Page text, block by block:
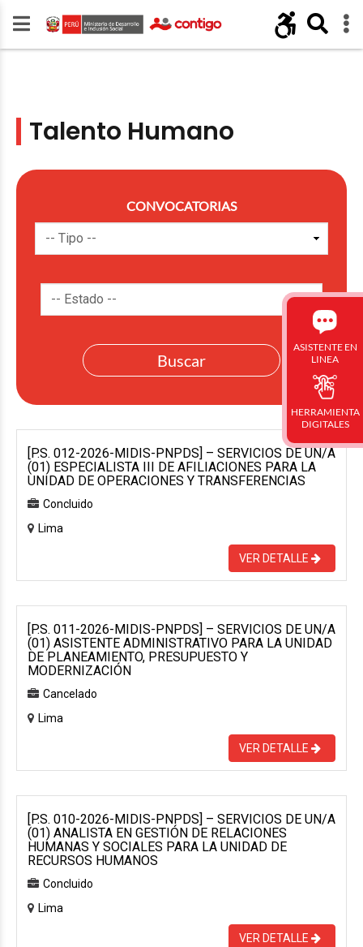
Talento Humano
CONVOCATORIAS
[P.S. 012-2026-MIDIS-PNPDS] – SERVICIOS DE UN/A
(01) ESPECIALISTA III DE AFILIACIONES PARA LA
UNIDAD DE OPERACIONES Y TRANSFERENCIAS
Concluido
Lima
VER DETALLE
[P.S. 011-2026-MIDIS-PNPDS] – SERVICIOS DE UN/A
(01) ASISTENTE ADMINISTRATIVO PARA LA UNIDAD
DE PLANEAMIENTO, PRESUPUESTO Y
MODERNIZACIÓN
Cancelado
Lima
VER DETALLE
[P.S. 010-2026-MIDIS-PNPDS] – SERVICIOS DE UN/A
(01) ANALISTA EN GESTIÓN DE RELACIONES
HUMANAS Y SOCIALES PARA LA UNIDAD DE
RECURSOS HUMANOS
Concluido
Lima
VER DETALLE
ASISTENTE EN
LINEA
HERRAMIENTA
DIGITALES